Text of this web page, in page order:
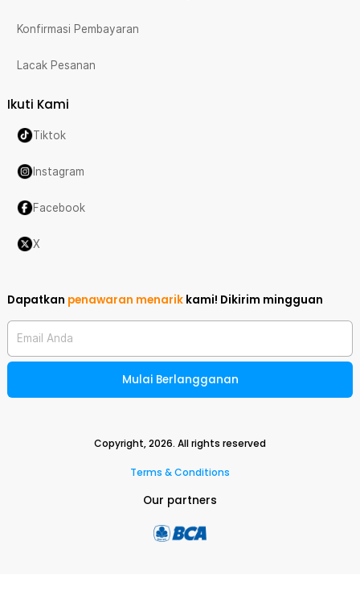
Konfirmasi Pembayaran
Lacak Pesanan
Ikuti Kami
Tiktok
Instagram
Facebook
X
Dapatkan penawaran menarik kami! Dikirim mingguan
Email Anda
Mulai Berlangganan
Copyright,2026. All rights reserved
Terms & Conditions
Our partners